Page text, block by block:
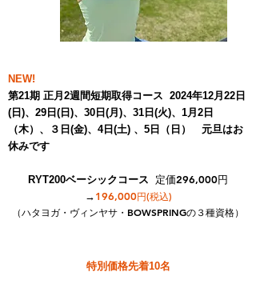
NEW!
第21期 正月2週間短期取得コース 2024年12月22日
(日)、29日(日)、30日(月)、31日(火)、1月2日
（木）、３日(金)、4日(土) 、5日（日） 元旦はお
休みです
RYT200ベーシックコース 定価296,000円
→196,000円(税込)
（ハタヨガ・ヴィンヤサ・BOWSPRINGの３種資格）
特別価格先着10名